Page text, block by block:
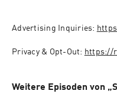
Advertising Inquiries:
Privacy & Opt-Out: https://
Weitere Episoden von